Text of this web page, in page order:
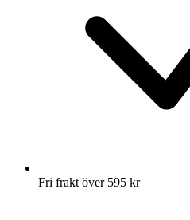
Fri frakt över 595 kr